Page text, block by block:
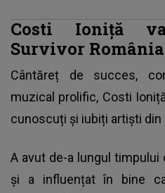
Costi Ioniţă
Survivor România
Cântăreț de succes,
muzical prolific, Costi
cunoscuți și iubiți artiști din
A avut de-a lungul
și a influențat în bine